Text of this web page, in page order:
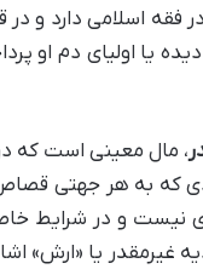
اسلامی دارد و در
یا اولیای دم او
، مال معینی است که
که به هر جهتی
و در شرایط
۴۴۹ همان قانون به دیه